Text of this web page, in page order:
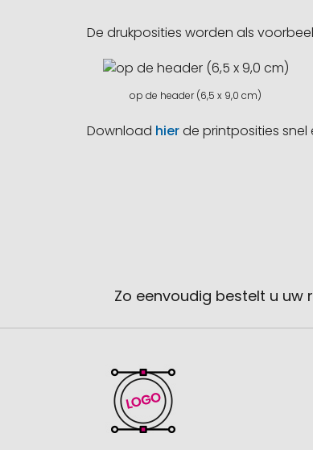
De drukposities worden als
op de header (6,5 x 9,0 cm)
Download hierde printposities snel
Zo eenvoudig bestelt u